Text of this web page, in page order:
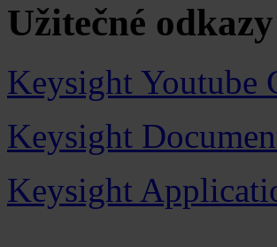
Užitečné odkazy
Keysight Youtube
Keysight
Keysight